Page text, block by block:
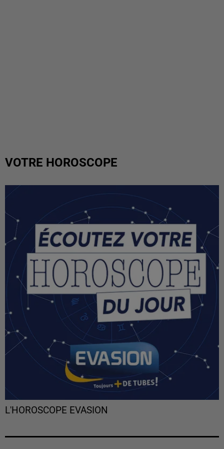
VOTRE HOROSCOPE
L'HOROSCOPE EVASION